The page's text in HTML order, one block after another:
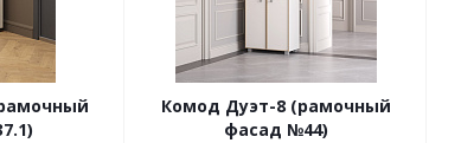
Комод Дуэт-8 (рамочный
фасад №44)